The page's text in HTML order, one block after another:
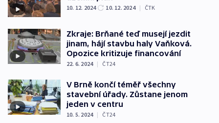
10. 12. 2024 10. 12. 2024 | ČTK
Zkraje: Brňané teď musejí jezdit
jinam, hájí stavbu haly Vaňková.
Opozice kritizuje financování
22. 6. 2024 | ČT24
V Brně končí téměř všechny
stavební úřady. Zůstane jenom
jeden v centru
10. 5. 2024 | ČT24